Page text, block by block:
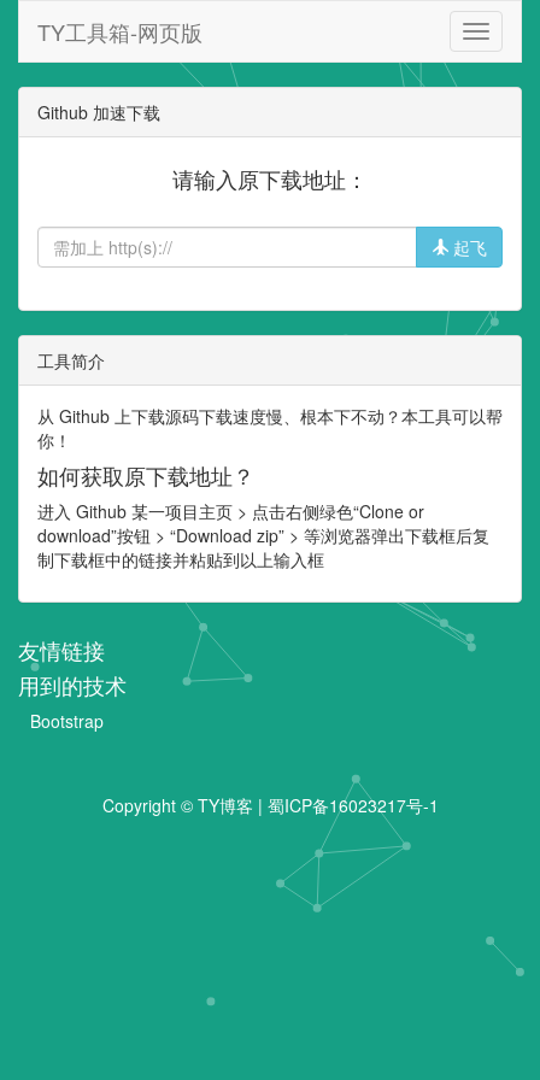
TY
工
具
网
TY工具箱-网页版
Github 加速下载
请输入原下载地址：
起飞
工具简介
从 Github 上下载源码下载速度慢、根本下不动？本工具可以帮
你！
如何获取原下载地址？
进入 Github 某一项目主页 > 点击右侧绿色“Clone or
download”按钮 > “Download zip” > 等浏览器弹出下载框后复
制下载框中的链接并粘贴到以上输入框
友情链接
用到的技术
Bootstrap
Copyright © TY博客 | 蜀ICP备16023217号-1